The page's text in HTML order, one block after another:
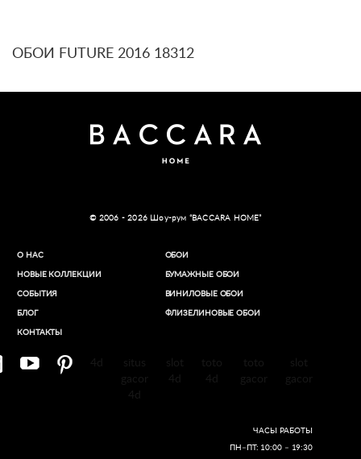
ОБОИ FUTURE 2016 18312
© 2006 - 2026 Шоу-рум “BACCARA HOME”
О НАС
НОВЫЕ КОЛЛЕКЦИИ
СОБЫТИЯ
БЛОГ
КОНТАКТЫ
ОБОИ
БУМАЖНЫЕ ОБОИ
ВИНИЛОВЫЕ ОБОИ​
ФЛИЗЕЛИНОВЫЕ ОБОИ
ЧАСЫ РАБОТЫ
ПН–ПТ: 10:00 – 19:30